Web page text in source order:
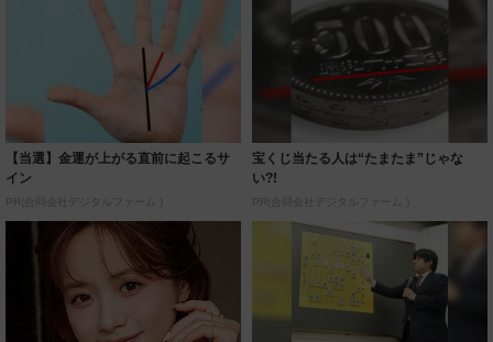
【当選】金運が上がる直前に起こるサ
イン
PR(合同会社デジタルファーム )
宝くじ当たる人は“たまたま”じゃな
い?!
PR(合同会社デジタルファーム )